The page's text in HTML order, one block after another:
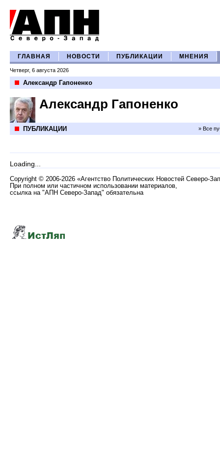
ГЛАВНАЯ НОВОСТИ ПУБЛИКАЦИИ МНЕНИЯ
Четверг, 6 августа 2026
Александр Гапоненко
Александр Гапоненко
ПУБЛИКАЦИИ » Все
Loading...
Copyright © 2006-2026 «Агентство Политических Новостей Северо-
При полном или частичном использовании материалов,
ссылка на "АПН Северо-Запад" обязательна